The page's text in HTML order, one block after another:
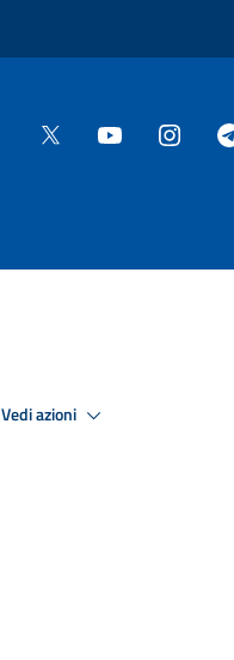
Vedi azioni